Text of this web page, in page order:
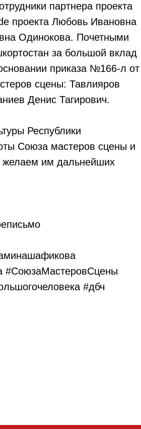
партнера проекта
проекта Любовь Ивановна
Одинокова. Почетными
за большой вклад
приказа №166-л от
сцены: Тавлияров
Денис Тагирович.
Республики
Союза мастеров сцены и
желаем им дальнейших
#СоюзаМастеровСцены
#дбч